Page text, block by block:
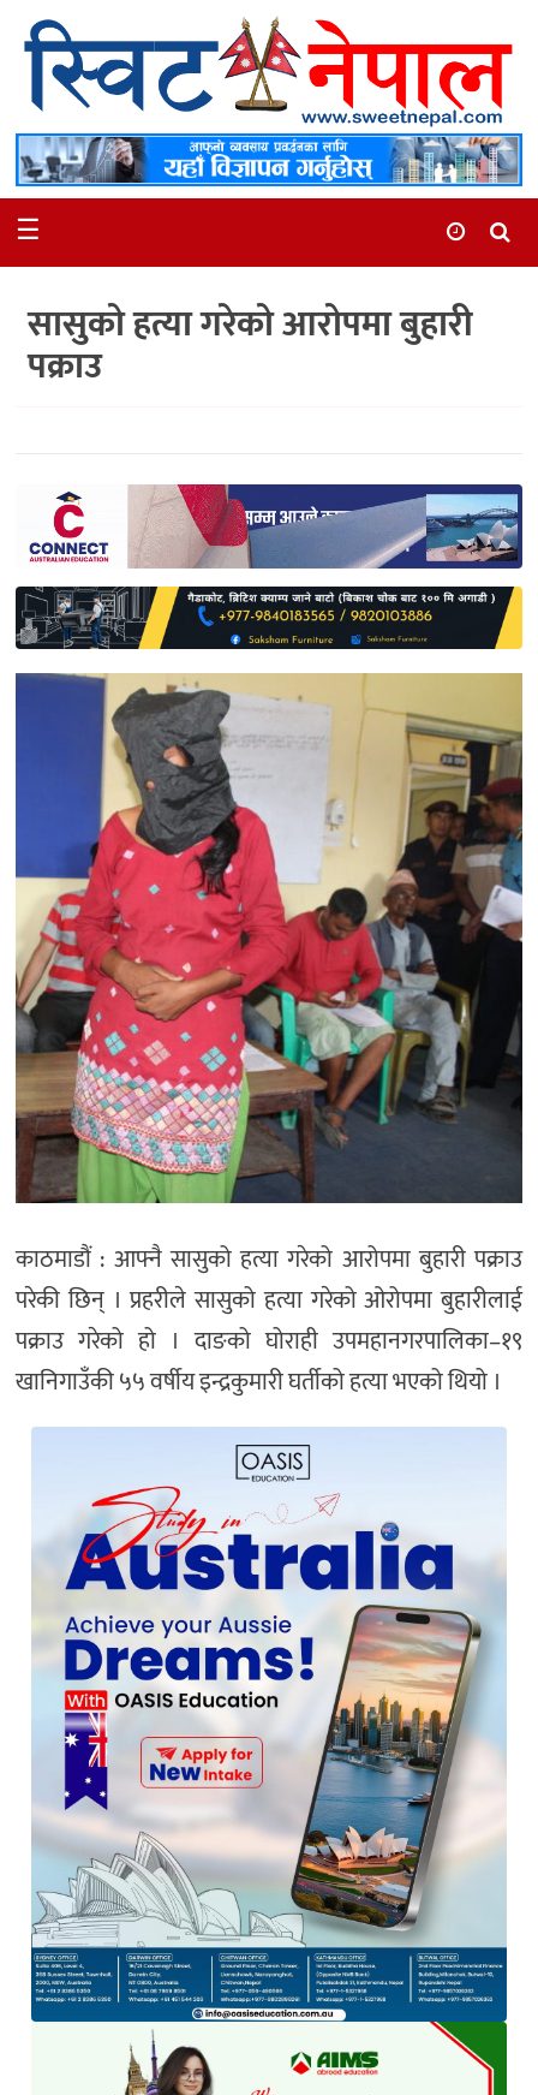
समाचार
स्थानीय
मनोरञ्जन
अन्तर्वार्ता
समाज
भिडियो
साहित्य
प्रदेश
English
☰
सासुको हत्या गरेको आरोपमा बुहारी
पक्राउ
काठमाडौं : आफ्नै सासुको हत्या गरेको आरोपमा बुहारी पक्राउ
परेकी छिन् । प्रहरीले सासुको हत्या गरेको ओरोपमा बुहारीलाई
पक्राउ गरेको हो । दाङको घोराही उपमहानगरपालिका–१९
खानिगाउँकी ५५ वर्षीय इन्द्रकुमारी घर्तीको हत्या भएको थियो ।